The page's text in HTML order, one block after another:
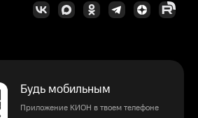
Будь мобильным
Приложение КИОН в твоем телефоне